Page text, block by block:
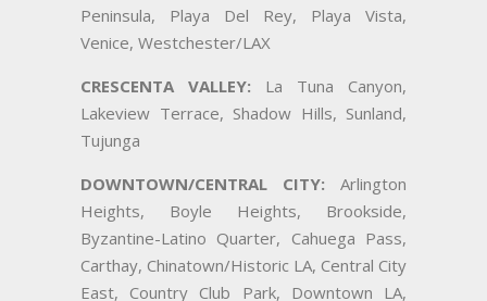
Peninsula, Playa Del Rey, Playa Vista,
Venice, Westchester/LAX
CRESCENTA VALLEY: La Tuna Canyon,
Lakeview Terrace, Shadow Hills, Sunland,
Tujunga
DOWNTOWN/CENTRAL CITY: Arlington
Heights, Boyle Heights, Brookside,
Byzantine-Latino Quarter, Cahuega Pass,
Carthay, Chinatown/Historic LA, Central City
East, Country Club Park, Downtown LA,